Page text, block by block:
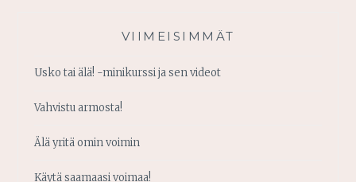
VIIMEISIMMÄT
Usko tai älä! -minikurssi ja sen videot
Vahvistu armosta!
Älä yritä omin voimin
Käytä saamaasi voimaa!